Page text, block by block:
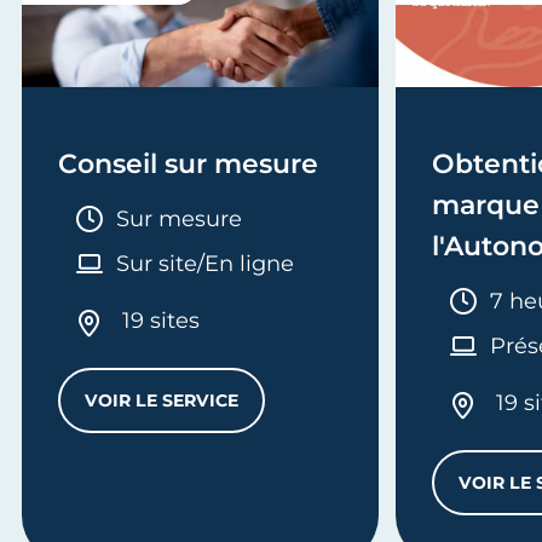
ARTISANS GOURMANDS (À PARTIR DE L'ANNÉE 2 - 3
Conseil sur mesure
Durée :
Sur mesure
Sur site/En ligne
19 sites
VOIR LE SERVICECONSEIL SUR MESURE
7
19
VOIR LE